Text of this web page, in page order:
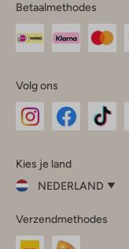
Betaalmethodes
Volg ons
InstagramFacebook
Kies je land
NEDERLAND
je
land
Verzendmethodes